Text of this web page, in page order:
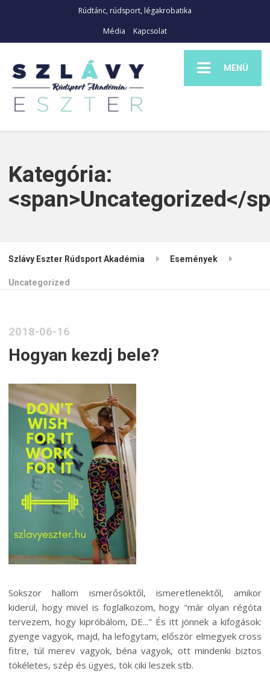
Rúdtánc, rúdsport, légakrobatika
Média
Kapcsolat
MENÜ
Kategória:
<span>Uncategorized</
Szlávy Eszter Rúdsport Akadémia Események
Uncategorized
2018-06-16
Hogyan kezdj bele?
Sokszor hallom ismerősöktől, ismeretlenektől, amikor
kiderül, hogy mivel is foglalkozom, hogy "már olyan régóta
tervezem, hogy kipróbálom, DE..." És itt jönnek a kifogások:
gyenge vagyok, majd, ha lefogytam, először elmegyek cross
fitre, túl merev vagyok, béna vagyok, ott mindenki biztos
tökéletes, szép és ügyes, tök ciki leszek stb.